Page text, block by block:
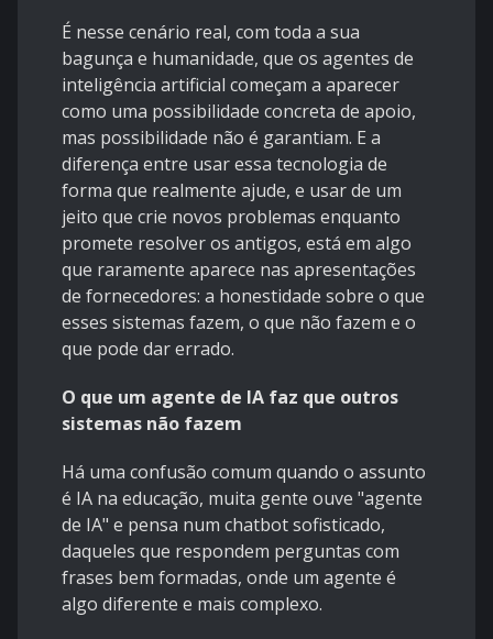
É nesse cenário real, com toda a sua
bagunça e humanidade, que os agentes de
inteligência artificial começam a aparecer
como uma possibilidade concreta de apoio,
mas possibilidade não é garantiam. E a
diferença entre usar essa tecnologia de
forma que realmente ajude, e usar de um
jeito que crie novos problemas enquanto
promete resolver os antigos, está em algo
que raramente aparece nas apresentações
de fornecedores: a honestidade sobre o que
esses sistemas fazem, o que não fazem e o
que pode dar errado.
O que um agente de IA faz que outros
sistemas não fazem
Há uma confusão comum quando o assunto
é IA na educação, muita gente ouve "agente
de IA" e pensa num chatbot sofisticado,
daqueles que respondem perguntas com
frases bem formadas, onde um agente é
algo diferente e mais complexo.